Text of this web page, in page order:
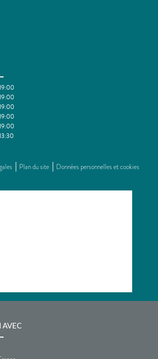
Plan du site Données personnelles et cookies
AVEC